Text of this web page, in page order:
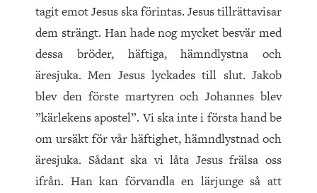
tagit emot Jesus ska förintas. Jesus tillrättavisar
dem strängt. Han hade nog mycket besvär med
dessa bröder, häftiga, hämndlystna och
äresjuka. Men Jesus lyckades till slut. Jakob
blev den förste martyren och Johannes blev
”kärlekens apostel”. Vi ska inte i första hand be
om ursäkt för vår häftighet, hämndlystnad och
äresjuka. Sådant ska vi låta Jesus frälsa oss
ifrån. Han kan förvandla en lärjunge så att